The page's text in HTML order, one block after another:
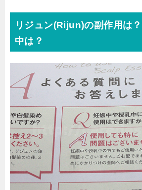
リジュン(Rijun)の副作用は
中は？